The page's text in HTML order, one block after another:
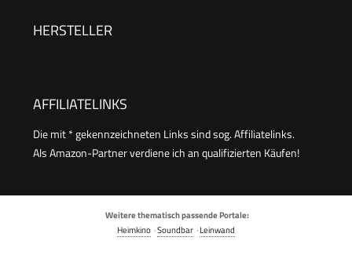
HERSTELLER
AFFILIATELINKS
Die mit * gekennzeichneten Links sind sog. Affiliatelinks.
Als Amazon-Partner verdiene ich an qualifizierten Käufen!
Weitere thematisch passende Portale:
Heimkino ·Soundbar ·Leinwand